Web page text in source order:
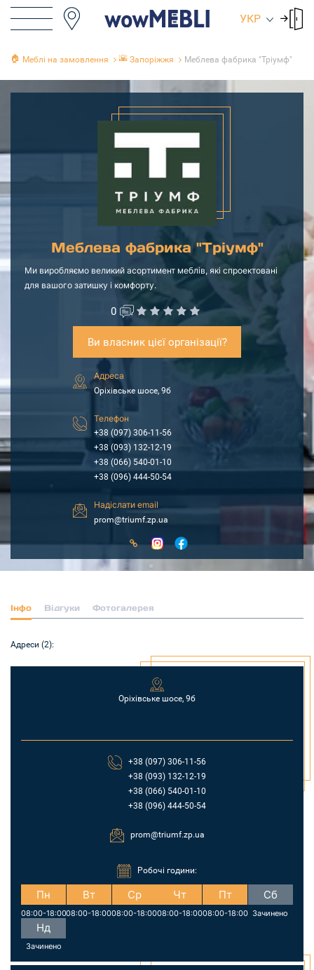
УКР
🏠 Меблі на замовлення 🌇 Запоріжжя Меблева фабрика "Тріумф"
Меблева фабрика "Тріумф"
Ми виробляємо великий асортимент меблів, які спроектовані
для вашого затишку і комфорту.
0
Ви власник цієї організації?
Адреса
Оріхівське шосе, 9б
Телефон
+38 (097) 306-11-56
+38 (093) 132-12-19
+38 (066) 540-01-10
+38 (096) 444-50-54
Надіслати email
prom@triumf.zp.ua
Інфо Відгуки Фотогалерея
Адреси (2):
Оріхівське шосе, 9б
+38 (097) 306-11-56
+38 (093) 132-12-19
+38 (066) 540-01-10
+38 (096) 444-50-54
prom@triumf.zp.ua
Робочі години:
Пн
08:00-18:00
Вт
08:00-18:00
Ср
08:00-18:00
Чт
08:00-18:00
Пт
08:00-18:00
Сб
Зачинено
Нд
Зачинено